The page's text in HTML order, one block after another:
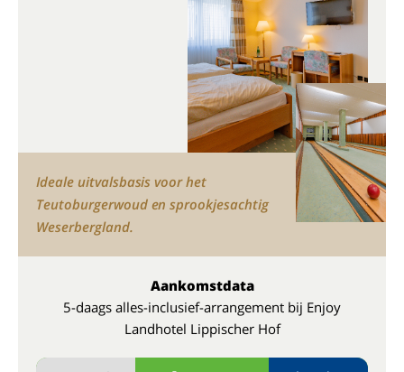
Ideale uitvalsbasis voor het
Teutoburgerwoud en sprookjesachtig
Weserbergland.
Aankomstdata
5-daags alles-inclusief-arrangement bij Enjoy
Landhotel Lippischer Hof